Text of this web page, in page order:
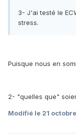
3- J'ai testé le
stress.
Puisque nous en
2- "quelles que"
Modifié le 21